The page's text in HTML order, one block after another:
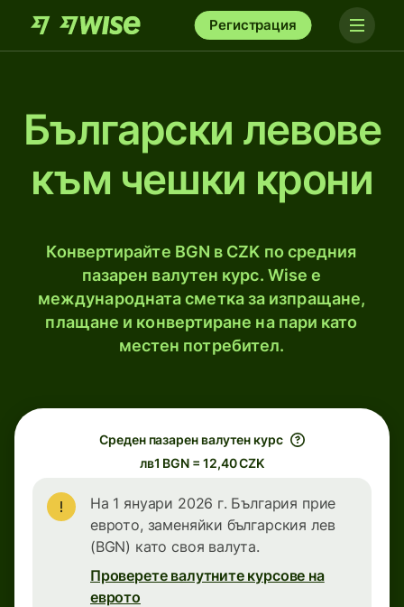
Регистрация
Български левове
към чешки крони
Конвертирайте BGN в CZK по средния
пазарен валутен курс. Wise е
международната сметка за изпращане,
плащане и конвертиране на пари като
местен потребител.
Среден пазарен валутен курс
лв1 BGN = 12,40 CZK
На 1 януари 2026 г. България прие
еврото, заменяйки българския лев
(BGN) като своя валута.
Проверете валутните курсове на
еврото